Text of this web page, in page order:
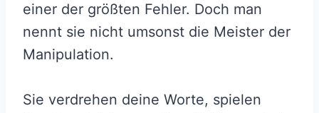
einer der größten Fehler. Doch man
nennt sie nicht umsonst die Meister der
Manipulation.
Sie verdrehen deine Worte, spielen